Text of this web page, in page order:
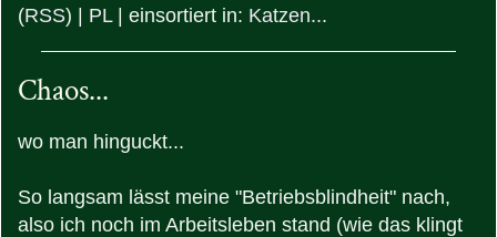
(RSS) | PL| einsortiert in: Katzen...
Chaos...
wo man hinguckt...
So langsam lässt meine "Betriebsblindheit" nach,
also ich noch im Arbeitsleben stand (wie das klingt